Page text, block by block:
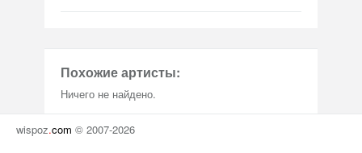
Похожие артисты:
Ничего не найдено.
wispoz.com © 2007-2026